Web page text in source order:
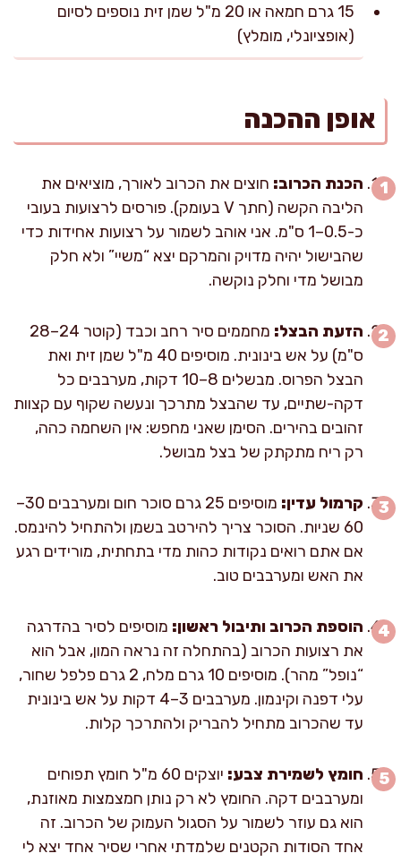
15 גרם חמאה או 20 מ"ל שמן זית נוספים לסיום
(אופציונלי, מומלץ)
אופן ההכנה
הכנת הכרוב: חוצים את הכרוב לאורך, מוציאים את
הליבה הקשה (חתך V בעומק). פורסים לרצועות בעובי
כ-0.5–1 ס"מ. אני אוהב לשמור על רצועות אחידות כדי
שהבישול יהיה מדויק והמרקם יצא “משיי” ולא חלק
מבושל מדי וחלק נוקשה.
הזעת הבצל:
מחממים סיר רחב וכבד (קוטר 24–28
ס"מ) על אש בינונית. מוסיפים 40 מ"ל שמן זית ואת
הבצל הפרוס. מבשלים 8–10 דקות, מערבבים כל
דקה-שתיים, עד שהבצל מתרכך ונעשה שקוף עם קצוות
זהובים בהירים. הסימן שאני מחפש: אין השחמה כהה,
רק ריח מתקתק של בצל מבושל.
קרמול עדין:
מוסיפים 25 גרם סוכר חום ומערבבים 30–
60 שניות. הסוכר צריך להירטב בשמן ולהתחיל להינמס.
אם אתם רואים נקודות כהות מדי בתחתית, מורידים רגע
את האש ומערבבים טוב.
הוספת הכרוב ותיבול ראשון: מוסיפים לסיר בהדרגה
את רצועות הכרוב (בהתחלה זה נראה המון, אבל הוא
“נופל” מהר). מוסיפים 10 גרם מלח, 2 גרם פלפל שחור,
עלי דפנה וקינמון. מערבבים 3–4 דקות על אש בינונית
עד שהכרוב מתחיל להבריק ולהתרכך קלות.
חומץ לשמירת צבע:
יוצקים 60 מ"ל חומץ תפוחים
ומערבבים דקה. החומץ לא רק נותן חמצמצות מאוזנת,
הוא גם עוזר לשמור על הסגול העמוק של הכרוב. זה
אחד הסודות הקטנים שלמדתי אחרי שסיר אחד יצא לי